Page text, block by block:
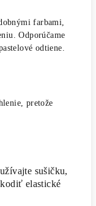
farbami,
Odporúčame
odtiene.
pretože
sušičku,
elastické